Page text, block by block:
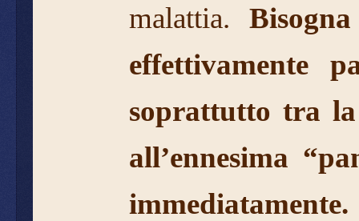
malattia.
effettivamente
soprattutto tra
all’ennesima
immediatamente.